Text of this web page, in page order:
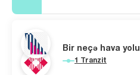
Bir neçə hava yolu
1 Tranzit